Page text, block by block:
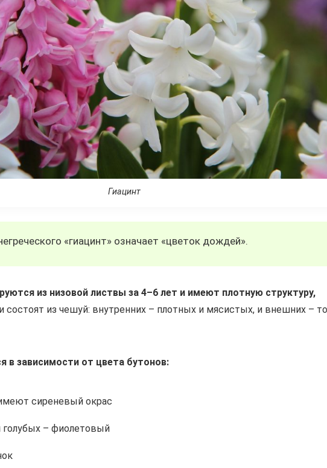
Гиацинт
«гиацинт» означает «цветок дождей».
из низовой листвы за 4–6 лет и имеют плотную структуру,
состоят из чешуй: внутренних – плотных и мясистых, и внешних –
в зависимости от цвета бутонов:
сиреневый окрас
голубых – фиолетовый